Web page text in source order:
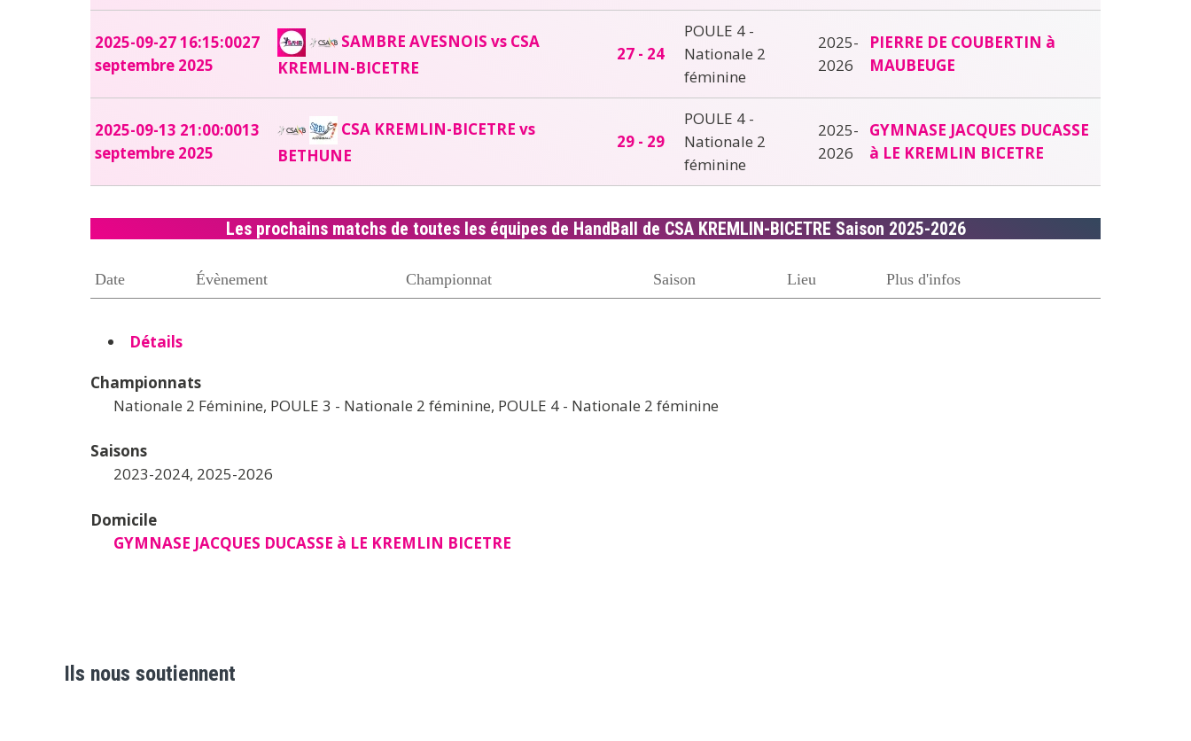
2025-09-27 16:15:0027
septembre 2025
SAMBRE AVESNOIS vs CSA
KREMLIN-BICETRE
27 - 24
POULE 4 -
Nationale 2
féminine
2025-
2026
PIERRE DE COUBERTIN à
MAUBEUGE
2025-09-13 21:00:0013
septembre 2025
CSA KREMLIN-BICETRE vs
BETHUNE
29 - 29
POULE 4 -
Nationale 2
féminine
2025-
2026
GYMNASE JACQUES DUCASSE
à LE KREMLIN BICETRE
Les prochains matchs de toutes les équipes de HandBall de CSA KREMLIN-BICETRE Saison 2025-2026
Date Évènement Championnat Saison Lieu Plus d'infos
Détails
Championnats
Nationale 2 Féminine, POULE 3 - Nationale 2 féminine, POULE 4 - Nationale 2 féminine
Saisons
2023-2024, 2025-2026
Domicile
GYMNASE JACQUES DUCASSE à LE KREMLIN BICETRE
Ils nous soutiennent